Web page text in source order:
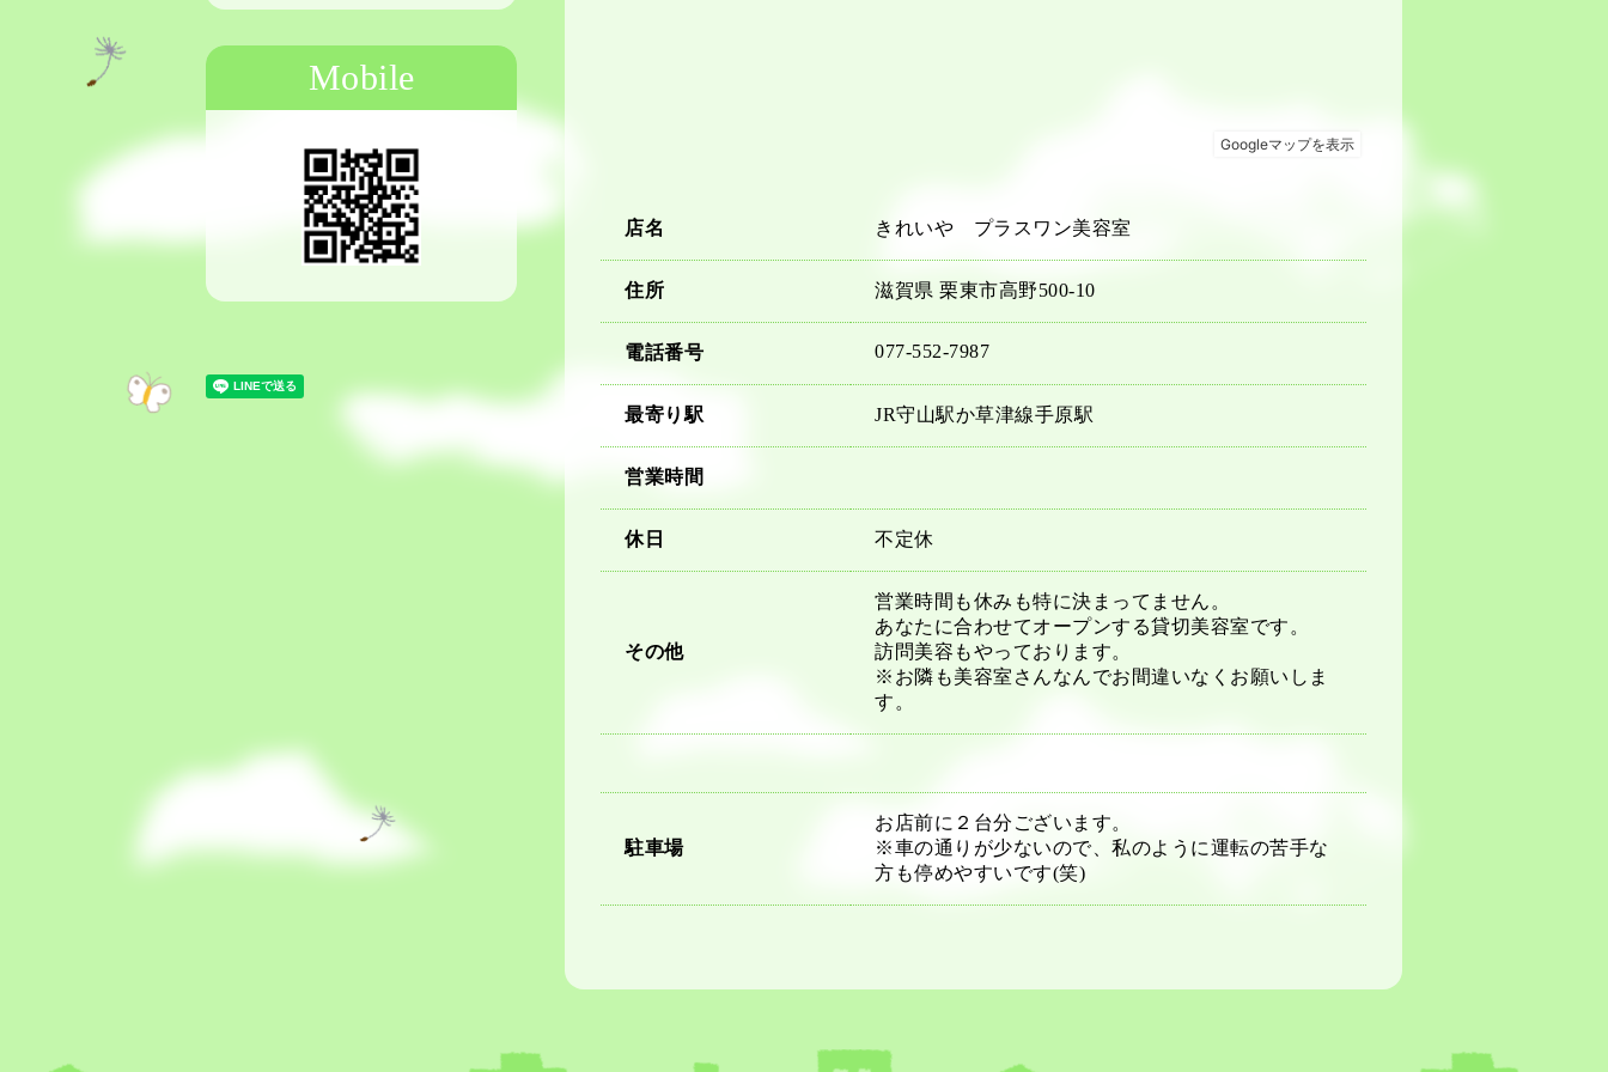
店名 きれいや プラスワン美容室
住所 滋賀県 栗東市高野500-10
電話番号 077-552-7987
最寄り駅 JR守山駅か草津線手原駅
営業時間
休日 不定休
その他
営業時間も休みも特に決まってません。
あなたに合わせてオープンする貸切美容室です。
訪問美容もやっております。
※お隣も美容室さんなんでお間違いなくお願いしま
す。
駐車場
お店前に２台分ございます。
※車の通りが少ないので、私のように運転の苦手な
方も停めやすいです(笑)
Mobile